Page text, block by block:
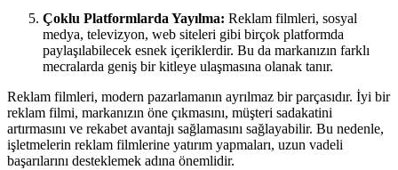
Çoklu Platformlarda Yayılma: Reklam filmleri, sosyal
medya, televizyon, web siteleri gibi birçok platformda
paylaşılabilecek esnek içeriklerdir. Bu da markanızın farklı
mecralarda geniş bir kitleye ulaşmasına olanak tanır.
Reklam filmleri, modern pazarlamanın ayrılmaz bir parçasıdır. İyi bir
reklam filmi, markanızın öne çıkmasını, müşteri sadakatini
artırmasını ve rekabet avantajı sağlamasını sağlayabilir. Bu nedenle,
işletmelerin reklam filmlerine yatırım yapmaları, uzun vadeli
başarılarını desteklemek adına önemlidir.